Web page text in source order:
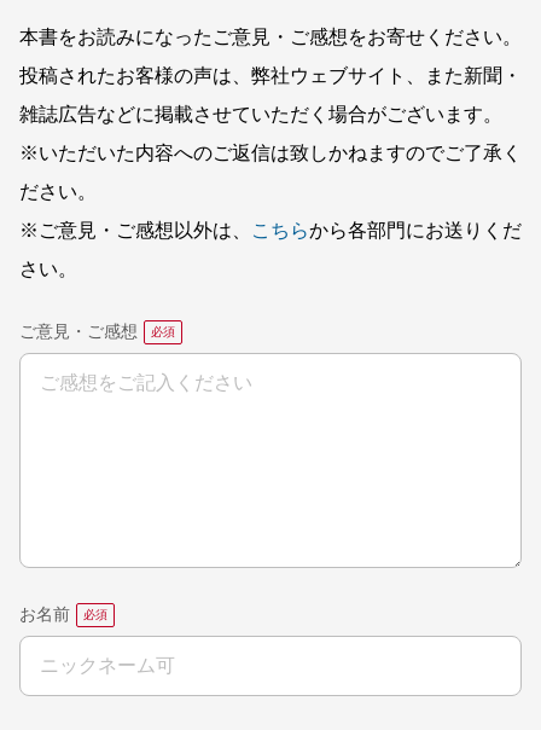
本書をお読みになったご意見・ご感想をお寄せください。
投稿されたお客様の声は、弊社ウェブサイト、また新聞・
雑誌広告などに掲載させていただく場合がございます。
※いただいた内容へのご返信は致しかねますのでご了承く
ださい。
※ご意見・ご感想以外は、
こちらから各部門にお送りくだ
さい。
ご意見・ご感想
お名前